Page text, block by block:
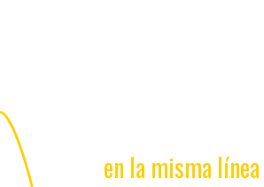
en la misma línea